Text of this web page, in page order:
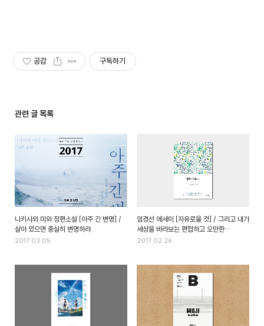
공감 구독하기
관련 글 목록
니키사와 미와 장편소설 [아주 긴 변명] /
살아 있으면 충실히 변명하라
2017.03.05
임경선 에세이 [자유로울 것] / 그리고 내가
세상을 바라보는 편협하고 오만한
시선에서 자유로워지는 것
2017.02.26